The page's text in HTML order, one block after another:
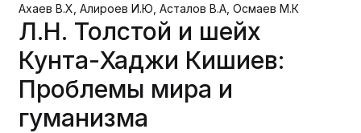
Ахаев В.Х, Алироев И.Ю, Асталов В.А, Осмаев М.К
Л.Н. Толстой и шейх
Кунта-Хаджи Кишиев:
Проблемы мира и
гуманизма